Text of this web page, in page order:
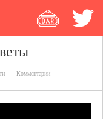
Комментарии